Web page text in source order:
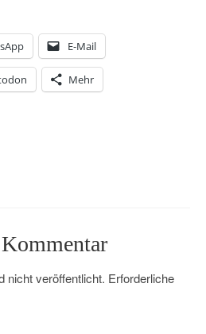
E-Mail
Mehr
nicht veröffentlicht. Erforderliche